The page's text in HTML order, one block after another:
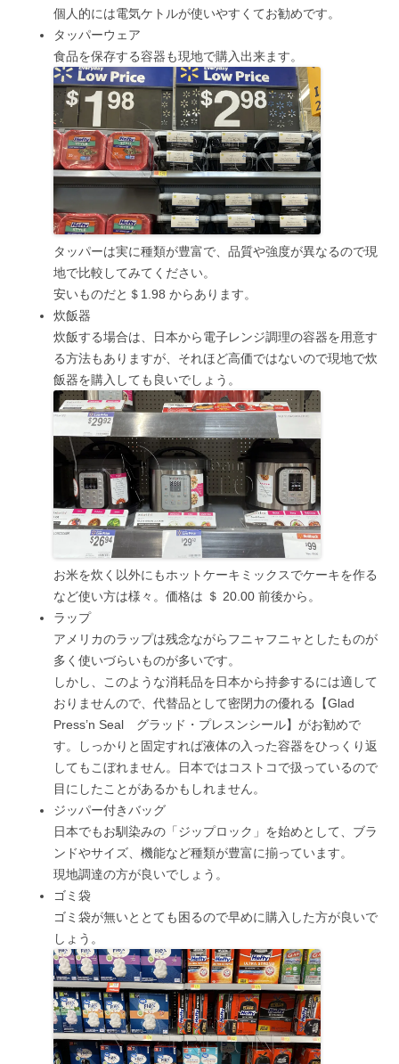
個人的には電気ケトルが使いやすくてお勧めです。
タッパーウェア
食品を保存する容器も現地で購入出来ます。
タッパーは実に種類が豊富で、品質や強度が異なるので現
地で比較してみてください。
安いものだと＄1.98 からあります。
炊飯器
炊飯する場合は、日本から電子レンジ調理の容器を用意す
る方法もありますが、それほど高価ではないので現地で炊
飯器を購入しても良いでしょう。
お米を炊く以外にもホットケーキミックスでケーキを作る
など使い方は様々。価格は ＄ 20.00 前後から。
ラップ
アメリカのラップは残念ながらフニャフニャとしたものが
多く使いづらいものが多いです。
しかし、このような消耗品を日本から持参するには適して
おりませんので、代替品として密閉力の優れる【Glad
Press’n Seal グラッド・プレスンシール】がお勧めで
す。しっかりと固定すれば液体の入った容器をひっくり返
してもこぼれません。日本ではコストコで扱っているので
目にしたことがあるかもしれません。
ジッパー付きバッグ
日本でもお馴染みの「ジップロック」を始めとして、ブラ
ンドやサイズ、機能など種類が豊富に揃っています。
現地調達の方が良いでしょう。
ゴミ袋
ゴミ袋が無いととても困るので早めに購入した方が良いで
しょう。